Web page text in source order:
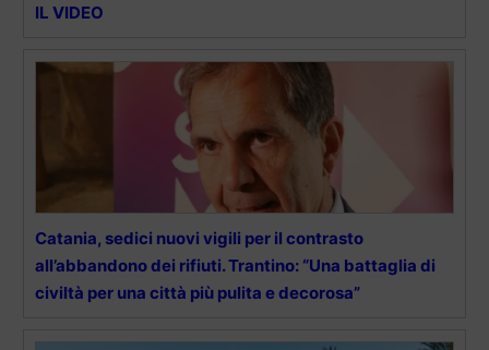
IL VIDEO
Catania, sedici nuovi vigili per il contrasto
all’abbandono dei rifiuti. Trantino: “Una battaglia di
civiltà per una città più pulita e decorosa”